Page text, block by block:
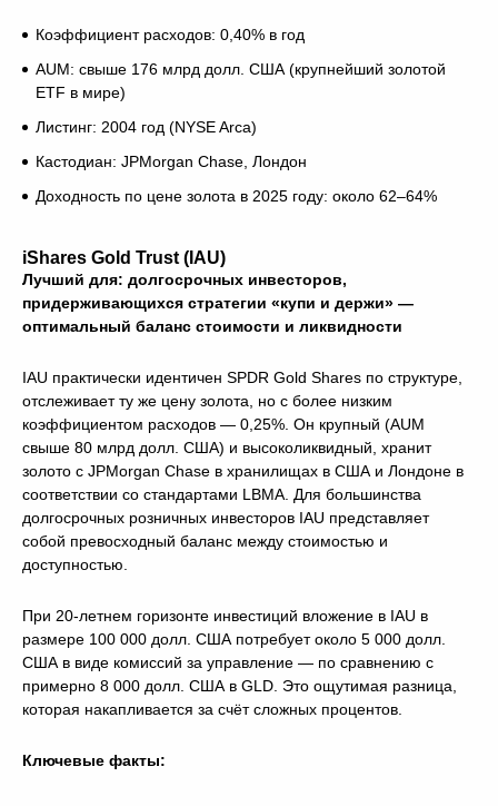
Коэффициент расходов: 0,40% в год
AUM: свыше 176 млрд долл. США (крупнейший золотой
ETF в мире)
Листинг: 2004 год (NYSE Arca)
Кастодиан: JPMorgan Chase, Лондон
Доходность по цене золота в 2025 году: около 62–64%
iShares Gold Trust (IAU)
Лучший для: долгосрочных инвесторов,
придерживающихся стратегии «купи и держи» —
оптимальный баланс стоимости и ликвидности
IAU практически идентичен SPDR Gold Shares по структуре,
отслеживает ту же цену золота, но с более низким
коэффициентом расходов — 0,25%. Он крупный (AUM
свыше 80 млрд долл. США) и высоколиквидный, хранит
золото с JPMorgan Chase в хранилищах в США и Лондоне в
соответствии со стандартами LBMA. Для большинства
долгосрочных розничных инвесторов IAU представляет
собой превосходный баланс между стоимостью и
доступностью.
При 20-летнем горизонте инвестиций вложение в IAU в
размере 100 000 долл. США потребует около 5 000 долл.
США в виде комиссий за управление — по сравнению с
примерно 8 000 долл. США в GLD. Это ощутимая разница,
которая накапливается за счёт сложных процентов.
Ключевые факты: